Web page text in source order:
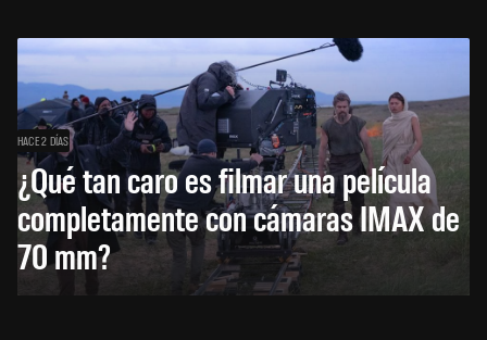
HACE 2 DÍAS
¿Qué tan caro es filmar una película
completamente con cámaras IMAX de
70 mm?